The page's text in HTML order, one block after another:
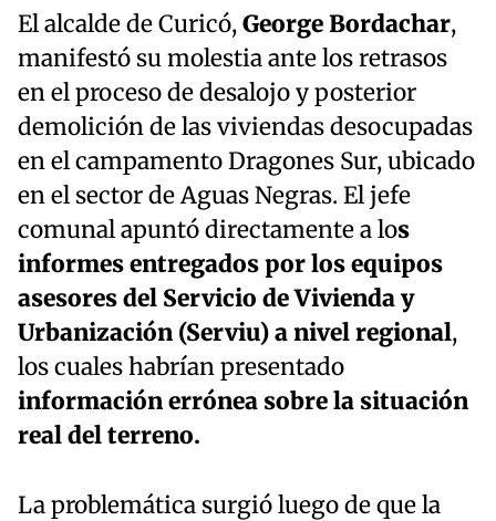
El alcalde de Curicó,George Bordachar,
manifestó su molestia ante los retrasos
en el proceso de desalojo y posterior
demolición de las viviendas desocupadas
en el campamento Dragones Sur, ubicado
en el sector de Aguas Negras. El jefe
comunal apuntó directamente a los
informes entregados por los equipos
asesores del Servicio de Vivienda y
Urbanización (Serviu)a nivel regional,
los cuales habrían presentado
información errónea sobre la situación
real del terreno.
La problemática surgió luego de que la